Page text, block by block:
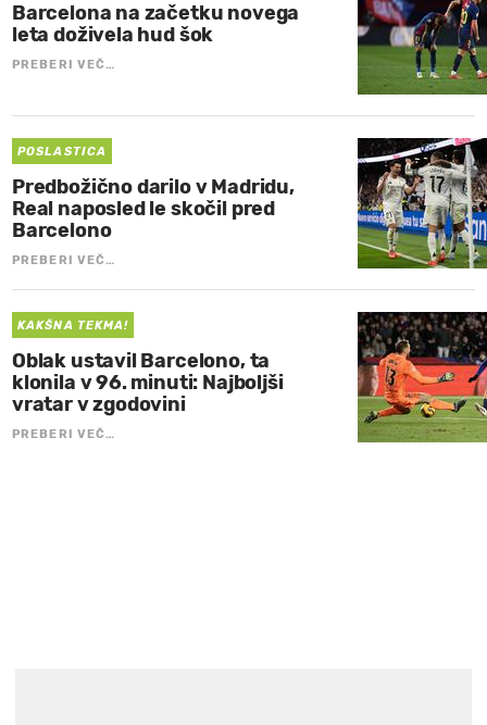
Barcelona na začetku novega
leta doživela hud šok
PREBERI VEČ…
POSLASTICA
Predbožično darilo v Madridu,
Real naposled le skočil pred
Barcelono
PREBERI VEČ…
KAKŠNA TEKMA!
Oblak ustavil Barcelono, ta
klonila v 96. minuti: Najboljši
vratar v zgodovini
PREBERI VEČ…